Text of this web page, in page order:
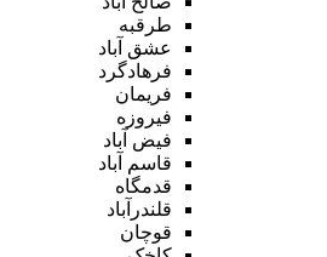
طرقبه
عشق آباد
فرهادگرد
فریمان
فیروزه
فیض آباد
قاسم آباد
قدمگاه
قلندرآباد
قوچان